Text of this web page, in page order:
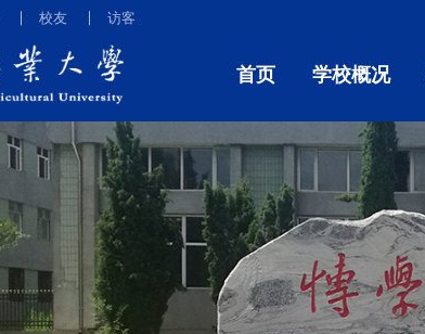
校友 访客
首页 学校概况